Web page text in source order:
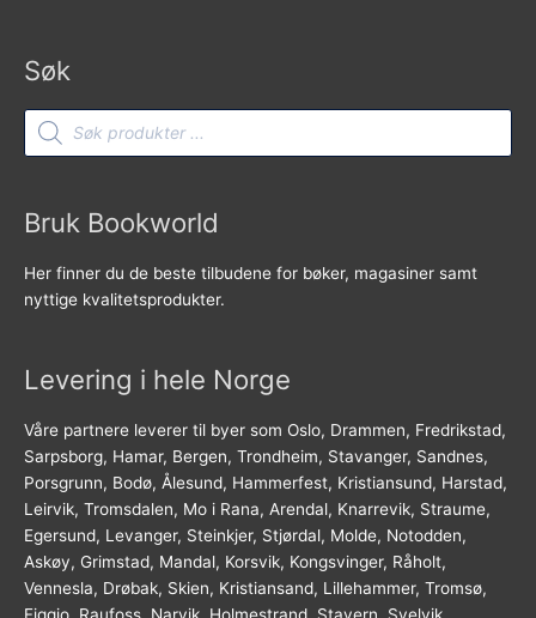
Søk
Products
search
Bruk Bookworld
Her finner du de beste tilbudene for bøker, magasiner samt
nyttige kvalitetsprodukter.
Levering i hele Norge
Våre partnere leverer til byer som Oslo, Drammen, Fredrikstad,
Sarpsborg, Hamar, Bergen, Trondheim, Stavanger, Sandnes,
Porsgrunn, Bodø, Ålesund, Hammerfest, Kristiansund, Harstad,
Leirvik, Tromsdalen, Mo i Rana, Arendal, Knarrevik, Straume,
Egersund, Levanger, Steinkjer, Stjørdal, Molde, Notodden,
Askøy, Grimstad, Mandal, Korsvik, Kongsvinger, Råholt,
Vennesla, Drøbak, Skien, Kristiansand, Lillehammer, Tromsø,